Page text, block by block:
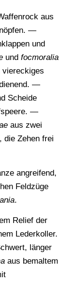
aus
—
und
und focmoralia
viereckiges
—
Scheide
—
aus zwei
die Zehen frei
angreifend,
Feldzüge
.
Relief der
Lederkoller.
länger
aus bemaltem